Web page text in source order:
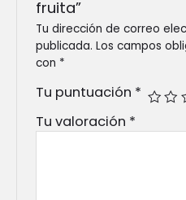
fruita”
Tu dirección de correo
publicada. Los campos
con *
Tu puntuación *
Tu valoración *